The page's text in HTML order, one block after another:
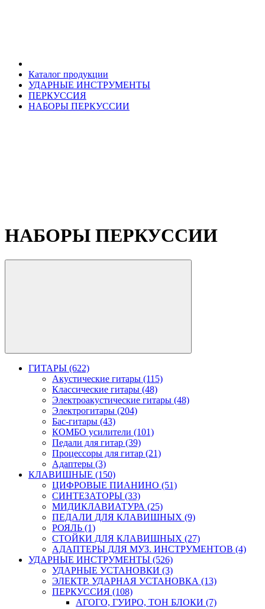
Каталог продукции
УДАРНЫЕ ИНСТРУМЕНТЫ
ПЕРКУССИЯ
НАБОРЫ ПЕРКУССИИ
НАБОРЫ ПЕРКУССИИ
ГИТАРЫ (622)
Акустические гитары (115)
Классические гитары (48)
Электроакустические гитары (48)
Электрогитары (204)
Бас-гитары (43)
КОМБО усилители (101)
Педали для гитар (39)
Процессоры для гитар (21)
Адаптеры (3)
КЛАВИШНЫЕ (150)
ЦИФРОВЫЕ ПИАНИНО (51)
СИНТЕЗАТОРЫ (33)
МИДИКЛАВИАТУРА (25)
ПЕДАЛИ ДЛЯ КЛАВИШНЫХ (9)
РОЯЛЬ (1)
СТОЙКИ ДЛЯ КЛАВИШНЫХ (27)
АДАПТЕРЫ ДЛЯ МУЗ. ИНСТРУМЕНТОВ (4)
УДАРНЫЕ ИНСТРУМЕНТЫ (526)
УДАРНЫЕ УСТАНОВКИ (3)
ЭЛЕКТР. УДАРНАЯ УСТАНОВКА (13)
ПЕРКУССИЯ (108)
АГОГО, ГУИРО, ТОН БЛОКИ (7)